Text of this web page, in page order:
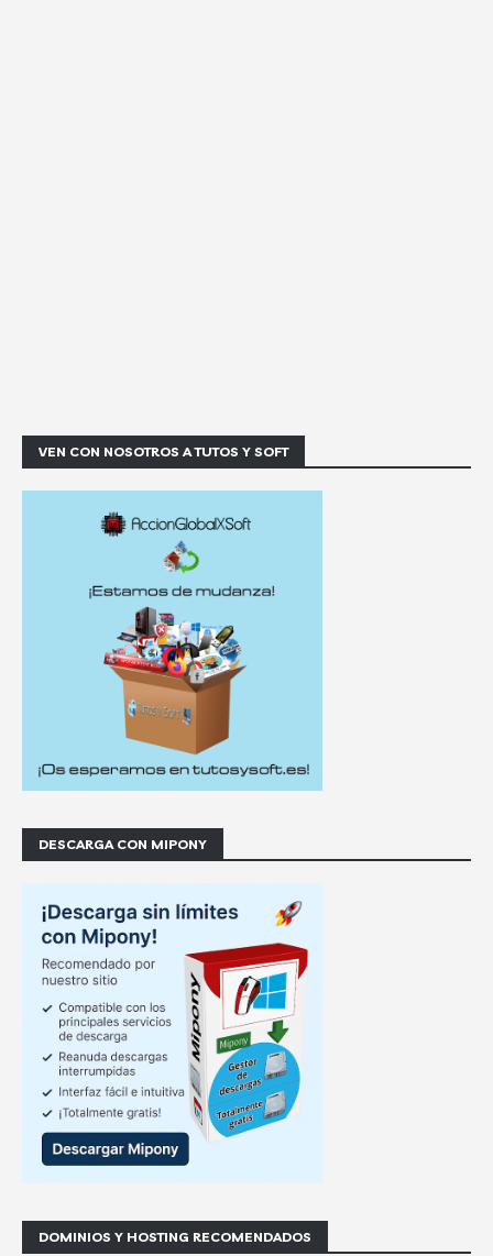
VEN CON NOSOTROS A TUTOS Y SOFT
DESCARGA CON MIPONY
DOMINIOS Y HOSTING RECOMENDADOS